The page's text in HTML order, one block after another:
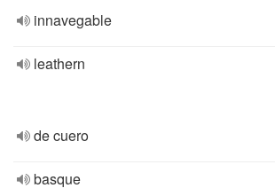
innavegable
leathern
de cuero
basque